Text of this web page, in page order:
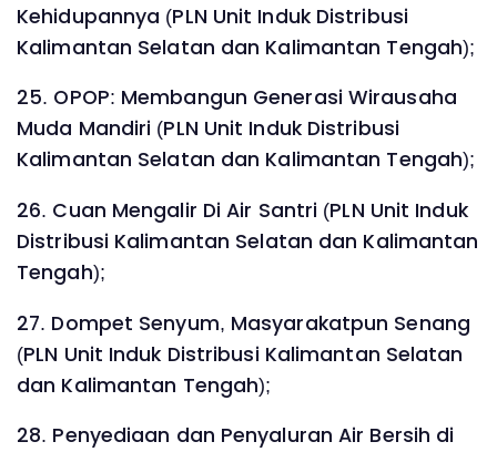
Kehidupannya (PLN Unit Induk Distribusi
Kalimantan Selatan dan Kalimantan Tengah);
25. OPOP: Membangun Generasi Wirausaha
Muda Mandiri (PLN Unit Induk Distribusi
Kalimantan Selatan dan Kalimantan Tengah);
26. Cuan Mengalir Di Air Santri (PLN Unit Induk
Distribusi Kalimantan Selatan dan Kalimantan
Tengah);
27. Dompet Senyum, Masyarakatpun Senang
(PLN Unit Induk Distribusi Kalimantan Selatan
dan Kalimantan Tengah);
28. Penyediaan dan Penyaluran Air Bersih di